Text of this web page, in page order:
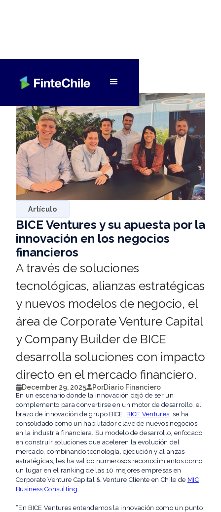
Artículo
BICE Ventures y su apuesta por la
innovación en los negocios
financieros
A través de soluciones
tecnológicas, alianzas estratégicas
y nuevos modelos de negocio, el
área de Corporate Venture Capital
y Company Builder de BICE
desarrolla soluciones con impacto
directo en el mercado financiero.
December 29, 2025 PorDiario Financiero
En un escenario donde la innovación dejó de ser un
complemento para convertirse en un motor de desarrollo, el
brazo de innovación de grupo BICE, BICE Ventures , se ha
consolidado como un habilitador clave de nuevos negocios
en la industria financiera. Su modelo de desarrollo, enfocado
en construir soluciones que aceleren la evolución del
mercado, combinando tecnología, ejecución y alianzas
estratégicas, les ha valido numerosos reconocimientos como
un lugar en el ranking de las 10 mejores empresas en
Corporate Venture Capital & Venture Cliente en Chile de MIC
Business Consulting
“En BICE Ventures entendemos la innovación como un punto